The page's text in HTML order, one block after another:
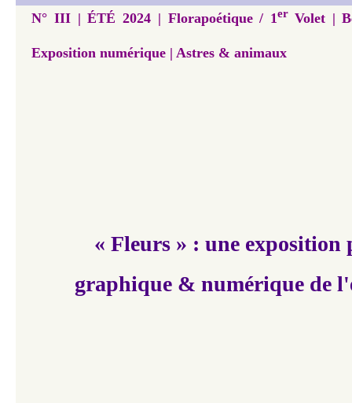
N° III | ÉTÉ 2024 | Florapoétique / 1er Volet |
Exposition numérique | Astres & animaux
« Fleurs » : une exposition
graphique & numérique de